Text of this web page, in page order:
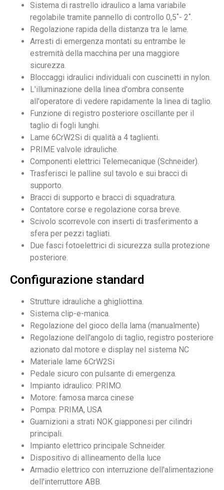
Sistema di rastrello idraulico a lama variabile
regolabile tramite pannello di controllo 0,5˚- 2˚.
Regolazione rapida della distanza tra le lame.
Arresti di emergenza montati su entrambe le
estremità della macchina per una maggiore
sicurezza.
Bloccaggi idraulici individuali con cuscinetti in nylon.
L'illuminazione della linea d'ombra consente
all'operatore di vedere rapidamente la linea di taglio.
Funzione di registro posteriore oscillante per il
taglio di fogli lunghi.
Lame 6CrW2Si di qualità a 4 taglienti.
PRIME valvole idrauliche.
Componenti elettrici Telemecanique (Schneider).
Trasferisci le palline sul tavolo e sui bracci di
supporto.
Bracci di supporto e bracci di squadratura.
Contatore corse e regolazione corsa breve.
Scivolo scorrevole con inserti di trasferimento a
sfera per pezzi tagliati.
Due fasci fotoelettrici di sicurezza sulla protezione
posteriore.
Configurazione standard
Strutture idrauliche a ghigliottina.
Sistema clip-e-manica.
Regolazione del gioco della lama (manualmente)
Regolazione dell'angolo di taglio, registro posteriore
azionato dal motore e display nel sistema NC
Materiale lame 6CrW2Si
Pedale sicuro con pulsante di emergenza.
Impianto idraulico: PRIMO.
Motore: famosa marca cinese
Pompa: PRIMA, USA
Guarnizioni a strati NOK giapponesi per cilindri
principali.
Impianto elettrico principale Schneider.
Dispositivo di allineamento della luce
Armadio elettrico con interruzione dell'alimentazione
dell'interruttore ABB.